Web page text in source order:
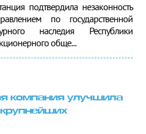
подтвердила незаконность
по государственной
наследия Республики
обще...
компания улучшила